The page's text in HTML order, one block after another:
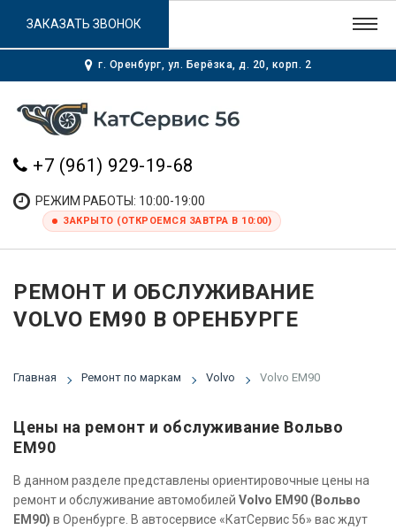
г. Оренбург, ул. Берёзка, д. 20, корп. 2
+7 (961) 929-19-68
РЕЖИМ РАБОТЫ: 10:00-19:00
ЗАКРЫТО (ОТКРОЕМСЯ ЗАВТРА В 10:00)
ЗАКАЗАТЬ ЗВОНОК
РЕМОНТ И ОБСЛУЖИВАНИЕ
VOLVO EM90 В ОРЕНБУРГЕ
Главная Ремонт по маркам Volvo Volvo EM90
Цены на ремонт и обслуживание Вольво
ЕМ90
В данном разделе представлены ориентировочные цены на
ремонт и обслуживание автомобилей Volvo EM90 (Вольво
ЕМ90) в Оренбурге. В автосервисе «КатСервис 56» вас ждут